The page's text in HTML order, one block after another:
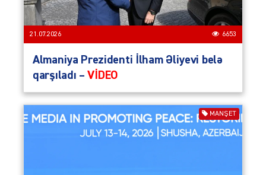
21.07.2026 6653
Almaniya Prezidenti İlham Əliyevi belə
qarşıladı –VİDEO
MANŞET